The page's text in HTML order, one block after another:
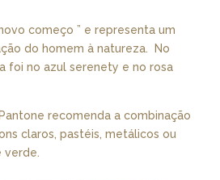
começo ” e representa um
do homem à natureza. No
foi no azul serenety e no rosa
recomenda a combinação
claros, pastéis, metálicos ou
verde.